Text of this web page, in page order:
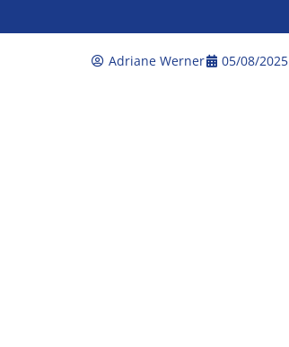
Adriane Werner 05/08/2025